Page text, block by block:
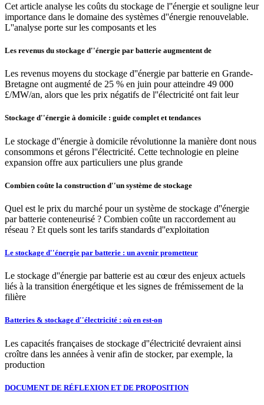
Cet article analyse les coûts du stockage de l''énergie et souligne leur
importance dans le domaine des systèmes d''énergie renouvelable.
L''analyse porte sur les composants et les
Les revenus du stockage d''énergie par batterie augmentent de
Les revenus moyens du stockage d''énergie par batterie en Grande-
Bretagne ont augmenté de 25 % en juin pour atteindre 49 000
£/MW/an, alors que les prix négatifs de l''électricité ont fait leur
Stockage d''énergie à domicile : guide complet et tendances
Le stockage d''énergie à domicile révolutionne la manière dont nous
consommons et gérons l''électricité. Cette technologie en pleine
expansion offre aux particuliers une plus grande
Combien coûte la construction d''un système de stockage
Quel est le prix du marché pour un système de stockage d''énergie
par batterie conteneurisé ? Combien coûte un raccordement au
réseau ? Et quels sont les tarifs standards d''exploitation
Le stockage d''énergie par batterie : un avenir prometteur
Le stockage d''énergie par batterie est au cœur des enjeux actuels
liés à la transition énergétique et les signes de frémissement de la
filière
Batteries & stockage d''électricité : où en est-on
Les capacités françaises de stockage d''électricité devraient ainsi
croître dans les années à venir afin de stocker, par exemple, la
production
DOCUMENT DE RÉFLEXION ET DE PROPOSITION